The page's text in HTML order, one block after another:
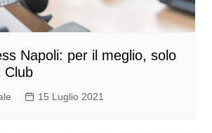
Napoli: per il meglio, solo
Club
15 Luglio 2021